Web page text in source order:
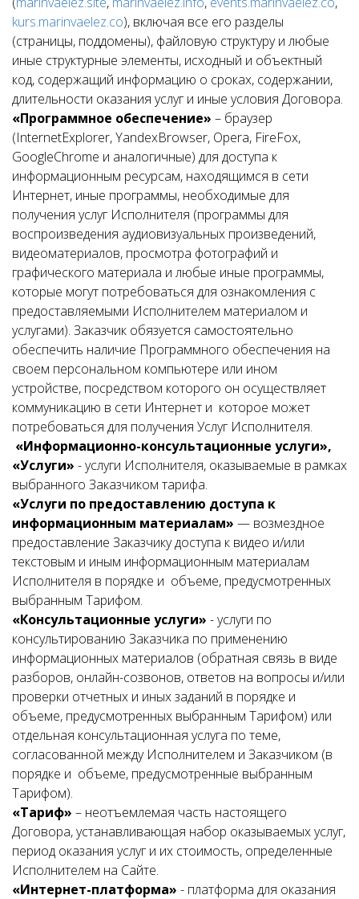
kurs.marinvaelez.co), включая все его разделы
(страницы, поддомены), файловую структуру и любые
иные структурные элементы, исходный и объектный
код, содержащий информацию о сроках, содержании,
длительности оказания услуг и иные условия Договора.
«Программное обеспечение» – браузер
(InternetExplorer, YandexBrowser, Opera, FireFox,
GoogleChrome и аналогичные) для доступа к
информационным ресурсам, находящимся в сети
Интернет, иные программы, необходимые для
получения услуг Исполнителя (программы для
воспроизведения аудиовизуальных произведений,
видеоматериалов, просмотра фотографий и
графического материала и любые иные программы,
которые могут потребоваться для ознакомления с
предоставляемыми Исполнителем материалом и
услугами). Заказчик обязуется самостоятельно
обеспечить наличие Программного обеспечения на
своем персональном компьютере или ином
устройстве, посредством которого он осуществляет
коммуникацию в сети Интернет и которое может
потребоваться для получения Услуг Исполнителя.
«Информационно-консультационные услуги»,
«Услуги» - услуги Исполнителя, оказываемые в рамках
выбранного Заказчиком тарифа.
«Услуги по предоставлению доступа к
информационным материалам» — возмездное
предоставление Заказчику доступа к видео и/или
текстовым и иным информационным материалам
Исполнителя в порядке и объеме, предусмотренных
выбранным Тарифом.
«Консультационные услуги» - услуги по
консультированию Заказчика по применению
информационных материалов (обратная связь в виде
разборов, онлайн-созвонов, ответов на вопросы и/или
проверки отчетных и иных заданий в порядке и
объеме, предусмотренных выбранным Тарифом) или
отдельная консультационная услуга по теме,
согласованной между Исполнителем и Заказчиком (в
порядке и объеме, предусмотренные выбранным
Тарифом).
«Тариф» – неотъемлемая часть настоящего
Договора, устанавливающая набор оказываемых услуг,
период оказания услуг и их стоимость, определенные
Исполнителем на Сайте.
«Интернет-платформа» - платформа для оказания